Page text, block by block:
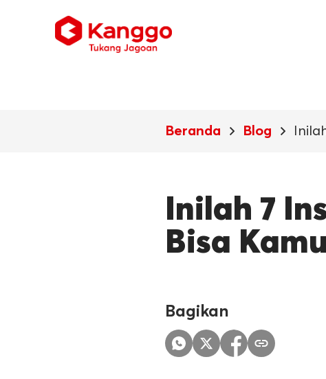
Beranda Blog
Inilah 7
Bisa
Bagikan